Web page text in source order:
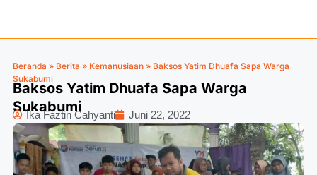
Beranda » Berita » Kemanusiaan » Baksos Yatim Dhuafa Sapa Warga
Sukabumi
Baksos Yatim Dhuafa Sapa Warga
Sukabumi
Ika Faztin Cahyanti Juni 22, 2022